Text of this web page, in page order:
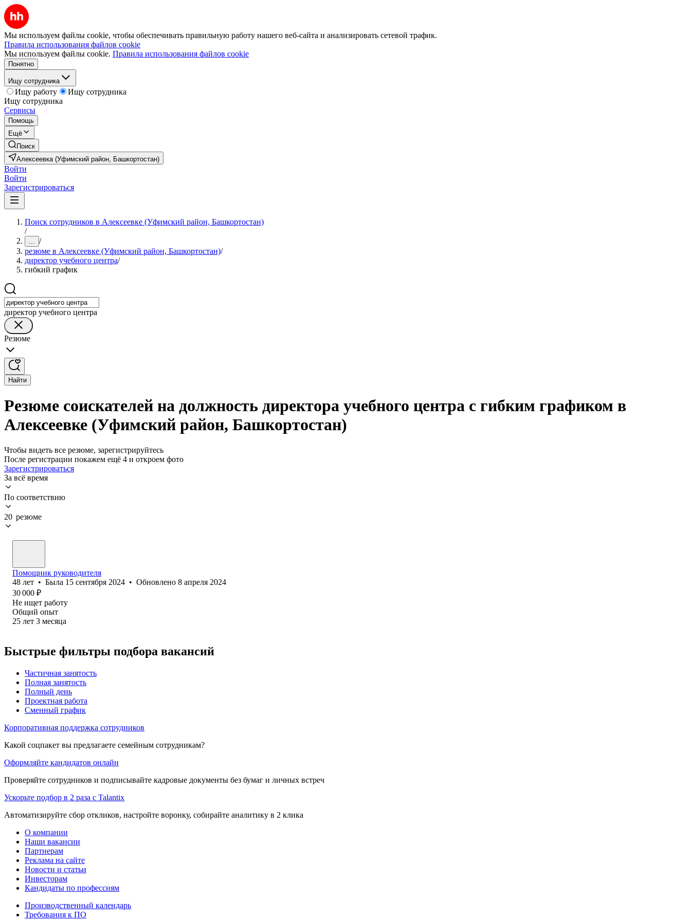
Мы используем файлы cookie, чтобы обеспечивать правильную работу нашего веб-сайта и анализировать сетевой трафик.
Правила использования файлов cookie
Мы используем файлы cookie. Правила использования файлов cookie
Понятно
Ищу сотрудника
Ищу работу
Ищу сотрудника
Ищу сотрудника
Сервисы
Помощь
Ещё
Поиск
Алексеевка (Уфимский район, Башкортостан)
Войти
Войти
Зарегистрироваться
Поиск сотрудников в Алексеевке (Уфимский район, Башкортостан)
/
... /
резюме в Алексеевке (Уфимский район, Башкортостан)/
директор учебного центра/
гибкий график
директор учебного центра
Резюме
Найти
Резюме соискателей на должность директора учебного центра с гибким графиком в
Алексеевке (Уфимский район, Башкортостан)
Чтобы видеть все резюме, зарегистрируйтесь
После регистрации покажем ещё 4 и откроем фото
Зарегистрироваться
За всё время
По соответствию
20 резюме
Помощник руководителя
48 лет • Была 15 сентября 2024 • Обновлено 8 апреля 2024
30 000 ₽
Не ищет работу
Общий опыт
25 лет 3 месяца
Быстрые фильтры подбора вакансий
Частичная занятость
Полная занятость
Полный день
Проектная работа
Сменный график
Корпоративная поддержка сотрудников
Какой соцпакет вы предлагаете семейным сотрудникам?
Оформляйте кандидатов онлайн
Проверяйте сотрудников и подписывайте кадровые документы без бумаг и личных встреч
Ускорьте подбор в 2 раза с Talantix
Автоматизируйте сбор откликов, настройте воронку, собирайте аналитику в 2 клика
О компании
Наши вакансии
Партнерам
Реклама на сайте
Новости и статьи
Инвесторам
Кандидаты по профессиям
Производственный календарь
Требования к ПО